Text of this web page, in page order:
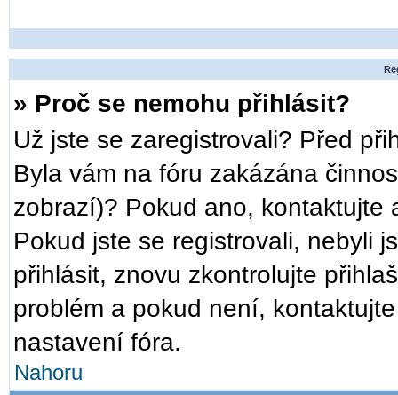
» Proč se nemohu přihlásit?
Už jste se zaregistrovali? Před
Byla vám na fóru zakázána
zobrazí)? Pokud ano, kontaktujte
Pokud jste se registrovali, nebyli
přihlásit, znovu zkontrolujte
problém a pokud není,
nastavení fóra.
Nahoru